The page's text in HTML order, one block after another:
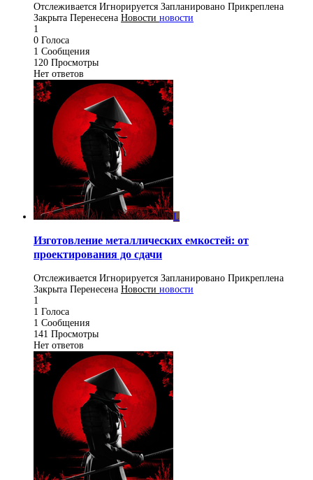
Отслеживается Игнорируется Запланировано Прикреплена
Закрыта Перенесена Новости новости
1
0 Голоса
1 Сообщения
120 Просмотры
Нет ответов
L
Изготовление металлических емкостей: от
проектирования до сдачи
Отслеживается Игнорируется Запланировано Прикреплена
Закрыта Перенесена Новости новости
1
1 Голоса
1 Сообщения
141 Просмотры
Нет ответов